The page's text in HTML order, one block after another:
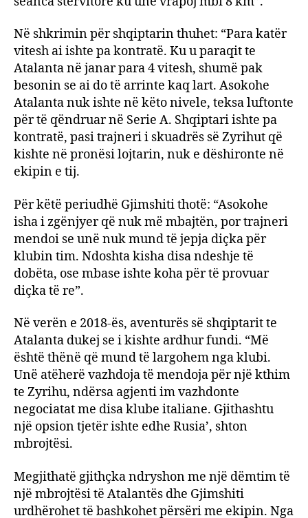
Në shkrimin për shqiptarin thuhet: “Para katër
vitesh ai ishte pa kontratë. Ku u paraqit te
Atalanta në janar para 4 vitesh, shumë pak
besonin se ai do të arrinte kaq lart. Asokohe
Atalanta nuk ishte në këto nivele, teksa luftonte
për të qëndruar në Serie A. Shqiptari ishte pa
kontratë, pasi trajneri i skuadrës së Zyrihut që
kishte në pronësi lojtarin, nuk e dëshironte në
ekipin e tij.
Për këtë periudhë Gjimshiti thotë: “Asokohe
isha i zgënjyer që nuk më mbajtën, por trajneri
mendoi se unë nuk mund të jepja diçka për
klubin tim. Ndoshta kisha disa ndeshje të
dobëta, ose mbase ishte koha për të provuar
diçka të re”.
Në verën e 2018-ës, aventurës së shqiptarit te
Atalanta dukej se i kishte ardhur fundi. “Më
është thënë që mund të largohem nga klubi.
Unë atëherë vazhdoja të mendoja për një kthim
te Zyrihu, ndërsa agjenti im vazhdonte
negociatat me disa klube italiane. Gjithashtu
një opsion tjetër ishte edhe Rusia’, shton
mbrojtësi.
Megjithatë gjithçka ndryshon me një dëmtim të
një mbrojtësi të Atalantës dhe Gjimshiti
urdhërohet të bashkohet përsëri me ekipin. Nga